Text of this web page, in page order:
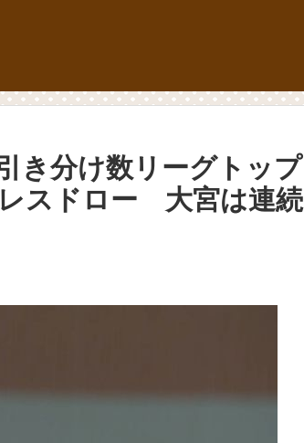
き分け数リーグトップ
スドロー 大宮は連続